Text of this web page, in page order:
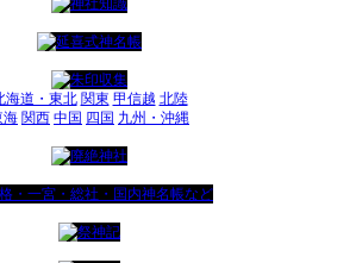
海道・東北 関東 甲信越 北陸
海 関西 中国 四国 九州・沖縄